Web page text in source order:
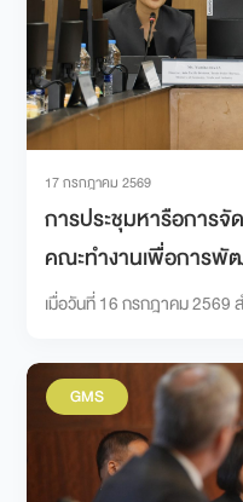
17 กรกฎาคม 2569
การประชุมหารือการ
คณะทำงานเพื่อการพั
ตะวันออกของ
CI)
เมื่อวันที่ 16 กรกฎาคม
GMS